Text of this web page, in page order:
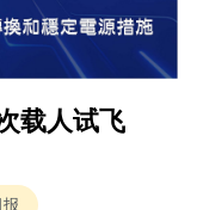
载人试飞